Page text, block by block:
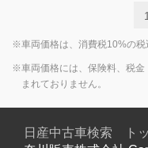
1
※車両価格は、消費税10%の税
※車両価格には、保険料、税金
まれておりません。
日産中古車検索 ト